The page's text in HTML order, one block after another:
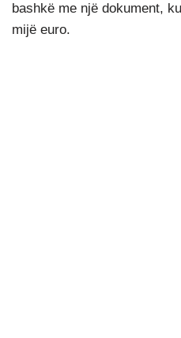
bashkë me një dokument,
mijë euro.